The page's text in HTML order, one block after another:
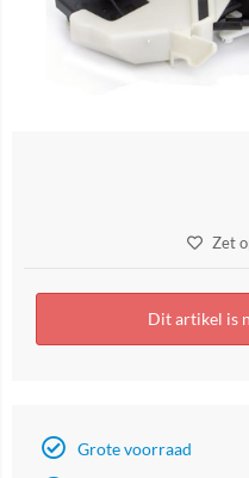
Zet
Dit artikel is
Grote voorraad